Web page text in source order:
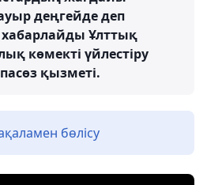
деңгейде деп
Ұлттық
көмекті үйлестіру
қызметі.
бөлісу